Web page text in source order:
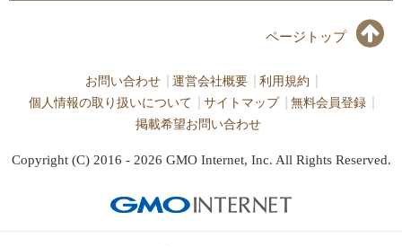
ページトップ
お問い合わせ 運営会社概要
利用規約
個人情報の取り扱いについて
サイトマップ
無料会員登録
掲載希望お問い合わせ
Copyright (C) 2016 - 2026 GMO Internet, Inc. All Rights Reserved.